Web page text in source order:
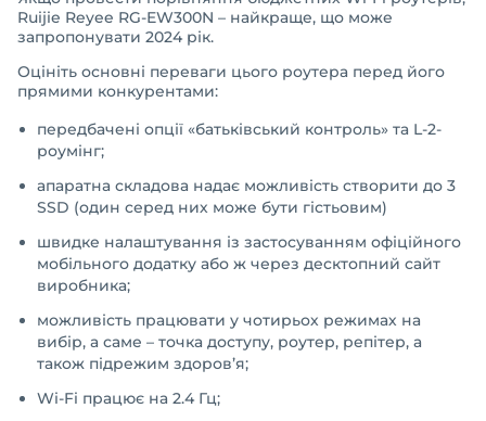
Ruijie Reyee RG-EW300N – найкраще, що може
запропонувати 2024 рік.
Оцініть основні переваги цього роутера перед його
прямими конкурентами:
передбачені опції «батьківський контроль» та L-2-
роумінг;
апаратна складова надає можливість створити до 3
SSD (один серед них може бути гістьовим)
швидке налаштування із застосуванням офіційного
мобільного додатку або ж через десктопний сайт
виробника;
можливість працювати у чотирьох режимах на
вибір, а саме – точка доступу, роутер, репітер, а
також підрежим здоров’я;
Wi-Fi працює на 2.4 Гц;